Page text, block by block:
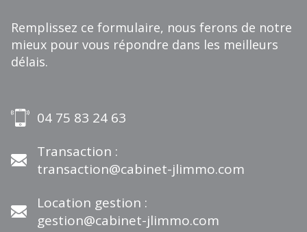
Remplissez ce formulaire, nous ferons de notre
mieux pour vous répondre dans les meilleurs
délais.
04 75 83 24 63
Transaction :
transaction@cabinet-jlimmo.com
Location gestion :
gestion@cabinet-jlimmo.com